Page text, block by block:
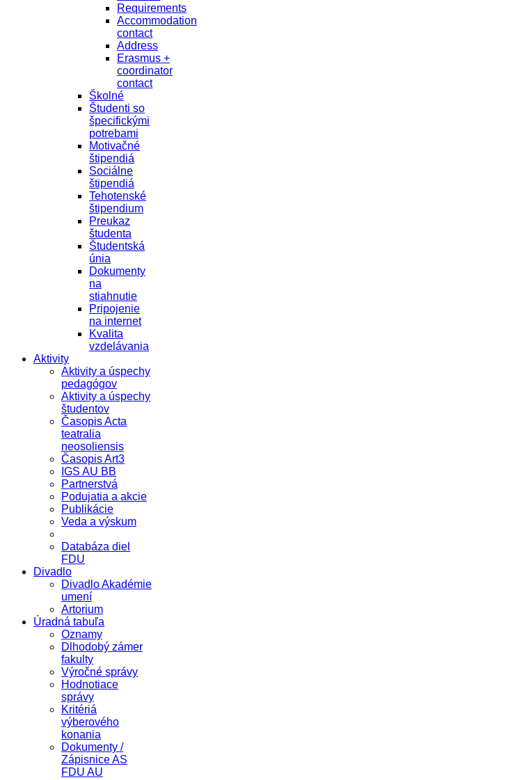
Requirements
Accommodation
contact
Address
Erasmus +
coordinator
contact
Školné
Študenti so
špecifickými
potrebami
Motivačné
štipendiá
Sociálne
štipendiá
Tehotenské
štipendium
Preukaz
študenta
Študentská
únia
Dokumenty
na
stiahnutie
Pripojenie
na internet
Kvalita
vzdelávania
Aktivity
Aktivity a úspechy
pedagógov
Aktivity a úspechy
študentov
Časopis Acta
teatralia
neosoliensis
Časopis Art3
IGS AU BB
Partnerstvá
Podujatia a akcie
Publikácie
Veda a výskum
Databáza diel
FDU
Divadlo
Divadlo Akadémie
umení
Artorium
Úradná tabuľa
Oznamy
Dlhodobý zámer
fakulty
Výročné správy
Hodnotiace
správy
Kritériá
výberového
konania
Dokumenty /
Zápisnice AS
FDU AU